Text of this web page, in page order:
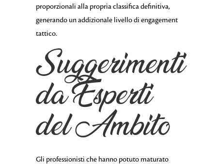
proporzionali alla propria classifica definitiva,
generando un addizionale livello di engagement
tattico.
Suggerimenti
da Esperti
del Ambito
Gli professionisti che hanno potuto maturato